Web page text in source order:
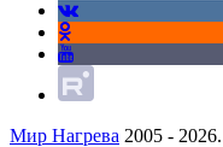
Мир Нагрева 2005 - 2026.